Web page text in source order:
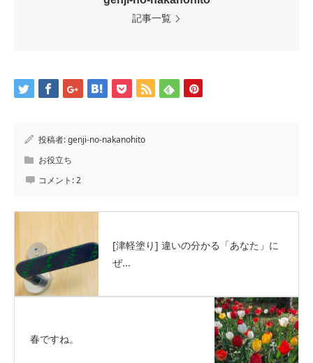
記事一覧
投稿者:genji-no-nakanohito
お役立ち
コメント:2
[津軽塗り] 違いの分かる「あなた」に
ぜ...
春ですね。